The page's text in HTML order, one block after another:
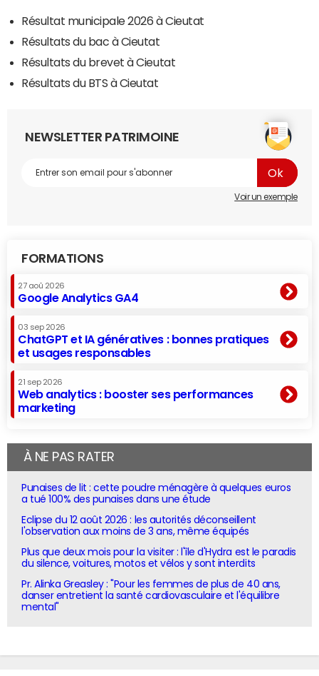
Résultat municipale 2026 à Cieutat
Résultats du bac à Cieutat
Résultats du brevet à Cieutat
Résultats du BTS à Cieutat
NEWSLETTER PATRIMOINE
Voir un exemple
FORMATIONS
27 aoû 2026
Google Analytics GA4
03 sep 2026
ChatGPT et IA génératives : bonnes pratiques
et usages responsables
21 sep 2026
Web analytics : booster ses performances
marketing
À NE PAS RATER
Punaises de lit : cette poudre ménagère à quelques euros
a tué 100% des punaises dans une étude
Eclipse du 12 août 2026 : les autorités déconseillent
l'observation aux moins de 3 ans, même équipés
Plus que deux mois pour la visiter : l'île d'Hydra est le paradis
du silence, voitures, motos et vélos y sont interdits
Pr. Alinka Greasley : "Pour les femmes de plus de 40 ans,
danser entretient la santé cardiovasculaire et l'équilibre
mental"